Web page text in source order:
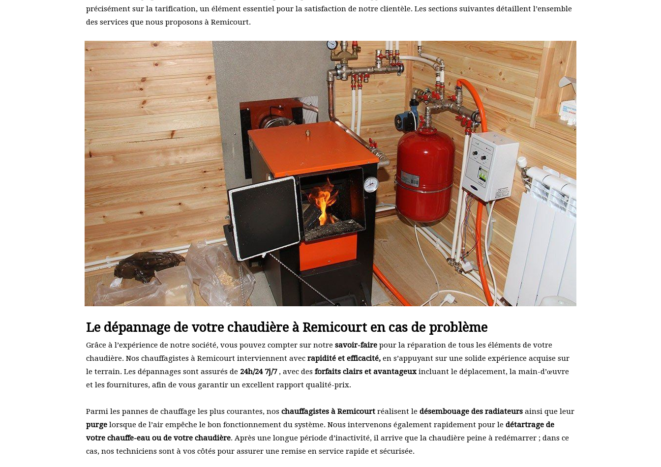
précisément sur la tarification, un élément essentiel pour la satisfaction de notre clientèle. Les sections suivantes détaillent l’ensemble
des services que nous proposons à Remicourt.
Le dépannage de votre chaudière à Remicourt en cas de problème
Grâce à l’expérience de notre société, vous pouvez compter sur notre savoir-faire pour la réparation de tous les éléments de votre
chaudière. Nos chauffagistes à Remicourt interviennent avec rapidité et efficacité, en s’appuyant sur une solide expérience acquise sur
le terrain. Les dépannages sont assurés de 24h/24 7j/7, avec des forfaits clairs et avantageuxincluant le déplacement, la main-d’œuvre
et les fournitures, afin de vous garantir un excellent rapport qualité-prix.
Parmi les pannes de chauffage les plus courantes, nos chauffagistes à Remicourt réalisent le désembouage des radiateurs ainsi que leur
purge lorsque de l’air empêche le bon fonctionnement du système. Nous intervenons également rapidement pour le détartrage de
votre chauffe-eau ou de votre chaudière. Après une longue période d’inactivité, il arrive que la chaudière peine à redémarrer ; dans ce
cas, nos techniciens sont à vos côtés pour assurer une remise en service rapide et sécurisée.